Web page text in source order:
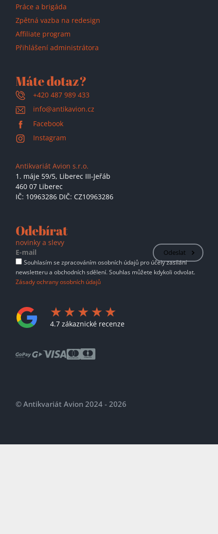
Práce a brigáda
Zpětná vazba na redesign
Affiliate program
Přihlášení administrátora
Máte dotaz?
+420 487 989 433
info@antikavion.cz
Facebook
Instagram
Antikvariát Avion s.r.o.
1. máje 59/5, Liberec III-Jeřáb
460 07 Liberec
IČ: 10963286 DIČ: CZ10963286
Odebírat
novinky a slevy
Odeslat
Souhlasím se zpracováním osobních údajů pro účely zasílání
newsletteru a obchodních sdělení. Souhlas můžete kdykoli odvolat.
Zásady ochrany osobních údajů
4.7 zákaznické recenze
© Antikvariát Avion 2024 - 2026